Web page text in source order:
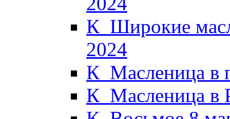
К_Широкие
2024
К_Масленица в
К_Масленица в